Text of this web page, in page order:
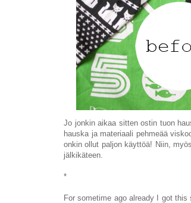
Jo jonkin aikaa sitten ostin tuon
hauska ja materiaali pehmeää
onkin ollut paljon käyttöä! Niin,
jälkikäteen.
*
For sometime ago already I got